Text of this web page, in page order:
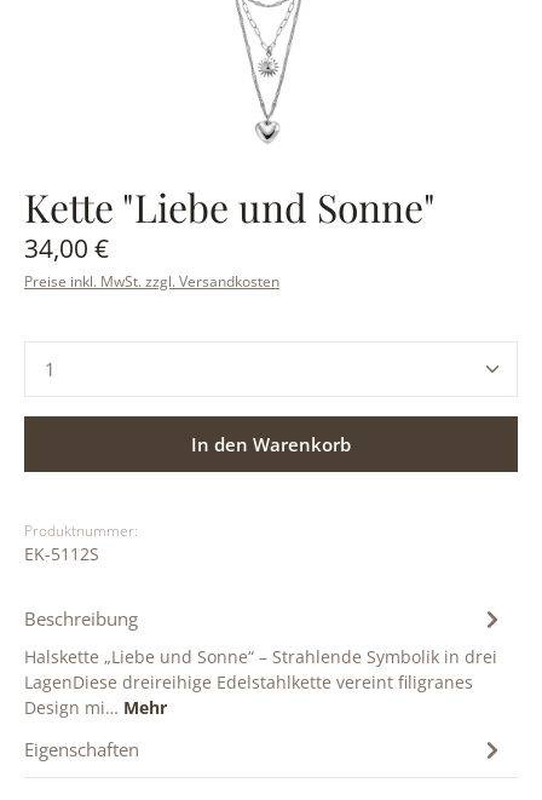
Kette "Liebe und Sonne"
Regulärer Preis:
34,00 €
Preise inkl. MwSt. zzgl. Versandkosten
Produkt Anzahl: Gib den gewünschten Wert ein
In den Warenkorb
Produktnummer:
EK-5112S
Beschreibung
Halskette „Liebe und Sonne“ – Strahlende Symbolik in drei
LagenDiese dreireihige Edelstahlkette vereint filigranes
Design mi… Mehr
Eigenschaften